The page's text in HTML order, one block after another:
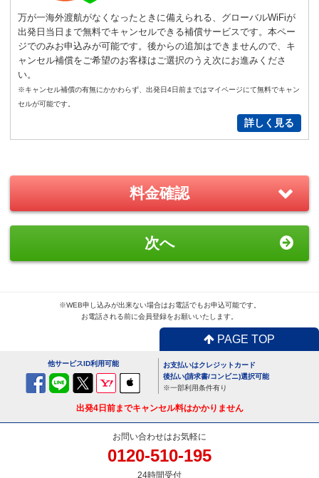
通常
Sサイズ － 0 ＋
New!
おすすめ
ルセット
1,870円/日（税込）
USBx4ポートACアダプター
110円/日（税込）
－ 0 ＋
便利
万が一海外渡航がなくなったときに備えられる、グローバルWiFiが
出発日当日まで無料でキャンセルできる補償サービスです。本ペー
ジでのみお申込みが可能です。後からの追加はできませんので、キ
ャンセル補償をご希望のお客様はご選択のうえ次にお進みくださ
い。
※キャンセル補償の有無にかかわらず、出発日4日前まではマイページにて無料でキャン
セルが可能です。
詳しく見る
料金確認
次へ
※WEB申し込みが出来ない場合はお電話でもお申込可能です。
お電話される前に会員登録をお願いいたします。
PAGE TOP
他サービスID利用可能
お支払いはクレジットカード
後払い(請求書/コンビニ)選択可能
※一部利用条件有り
出発4日前までキャンセル料はかかりません
お問い合わせはお気軽に
0120-510-195
24時間受付